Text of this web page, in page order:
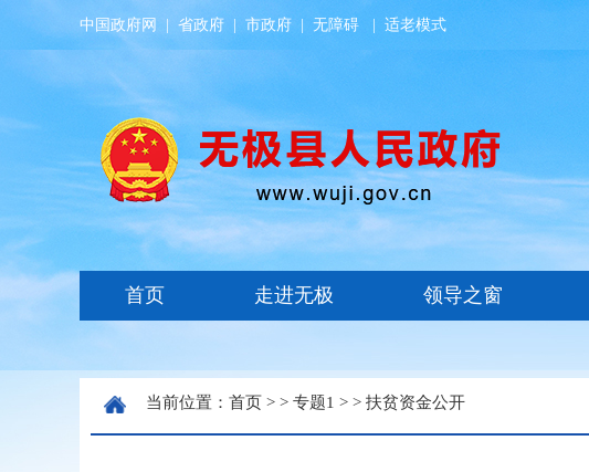
中国政府网 省政府 市政府 无障碍 适老模式
当前位置： 首页 > > 专题1 > > 扶贫资金公开